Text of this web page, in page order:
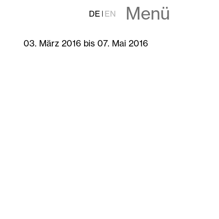
DE EN Menü
03. März 2016 bis 07. Mai 2016